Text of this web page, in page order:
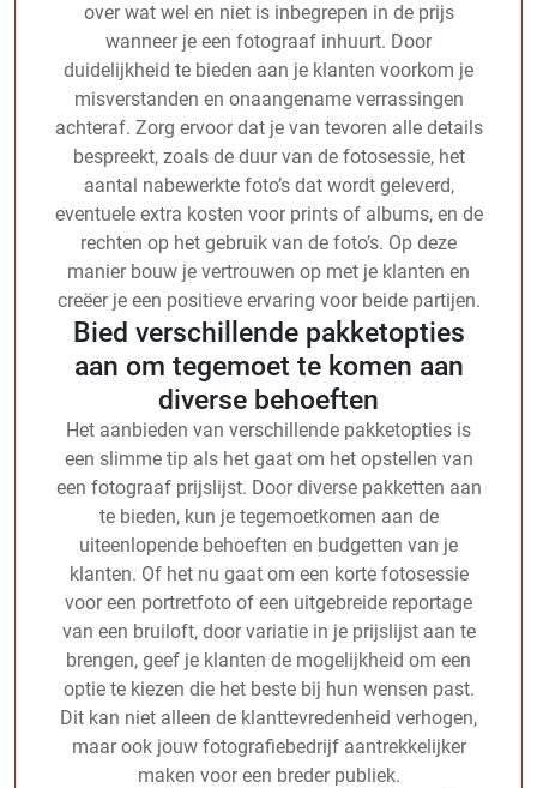
over wat wel en niet is inbegrepen in de prijs
wanneer je een fotograaf inhuurt. Door
duidelijkheid te bieden aan je klanten voorkom je
misverstanden en onaangename verrassingen
achteraf. Zorg ervoor dat je van tevoren alle details
bespreekt, zoals de duur van de fotosessie, het
aantal nabewerkte foto’s dat wordt geleverd,
eventuele extra kosten voor prints of albums, en de
rechten op het gebruik van de foto’s. Op deze
manier bouw je vertrouwen op met je klanten en
creëer je een positieve ervaring voor beide partijen.
Bied verschillende pakketopties
aan om tegemoet te komen aan
diverse behoeften
Het aanbieden van verschillende pakketopties is
een slimme tip als het gaat om het opstellen van
een fotograaf prijslijst. Door diverse pakketten aan
te bieden, kun je tegemoetkomen aan de
uiteenlopende behoeften en budgetten van je
klanten. Of het nu gaat om een korte fotosessie
voor een portretfoto of een uitgebreide reportage
van een bruiloft, door variatie in je prijslijst aan te
brengen, geef je klanten de mogelijkheid om een
optie te kiezen die het beste bij hun wensen past.
Dit kan niet alleen de klanttevredenheid verhogen,
maar ook jouw fotografiebedrijf aantrekkelijker
maken voor een breder publiek.